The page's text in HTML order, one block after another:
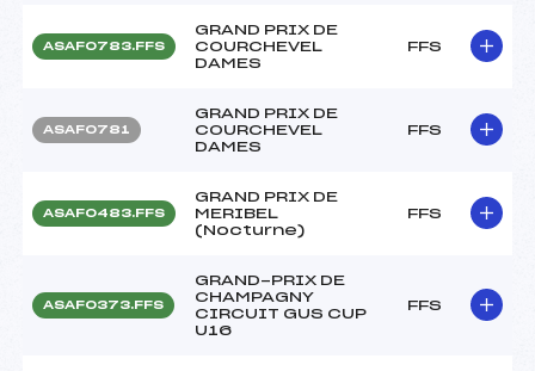
ASAF0783.FFS
GRAND PRIX DE
COURCHEVEL
DAMES
FFS
ASAF0781
GRAND PRIX DE
COURCHEVEL
DAMES
FFS
ASAF0483.FFS
GRAND PRIX DE
MERIBEL
(Nocturne)
FFS
ASAF0373.FFS
GRAND-PRIX DE
CHAMPAGNY
CIRCUIT GUS CUP
U16
FFS